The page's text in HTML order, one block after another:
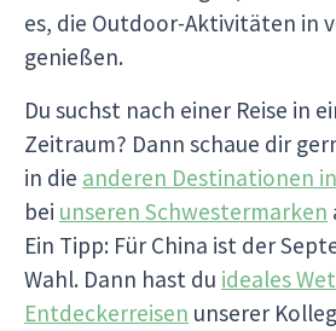
es, die Outdoor-Aktivitäten in
genießen.
Du suchst nach einer Reise in
Zeitraum? Dann schaue dir
in die anderen Destinationen
bei unseren Schwestermarken
Ein Tipp: Für China ist der
Wahl. Dann hast du ideales
Entdeckerreisen unserer